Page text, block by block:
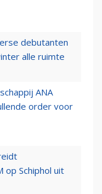
debutanten
alle ruimte
ANA
order voor
op Schiphol uit